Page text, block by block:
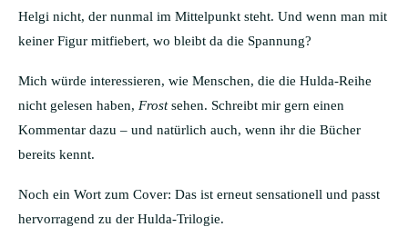
Helgi nicht, der nunmal im Mittelpunkt steht. Und wenn man mit
keiner Figur mitfiebert, wo bleibt da die Spannung?
Mich würde interessieren, wie Menschen, die die Hulda-Reihe
nicht gelesen haben, Frostsehen. Schreibt mir gern einen
Kommentar dazu – und natürlich auch, wenn ihr die Bücher
bereits kennt.
Noch ein Wort zum Cover: Das ist erneut sensationell und passt
hervorragend zu der Hulda-Trilogie.